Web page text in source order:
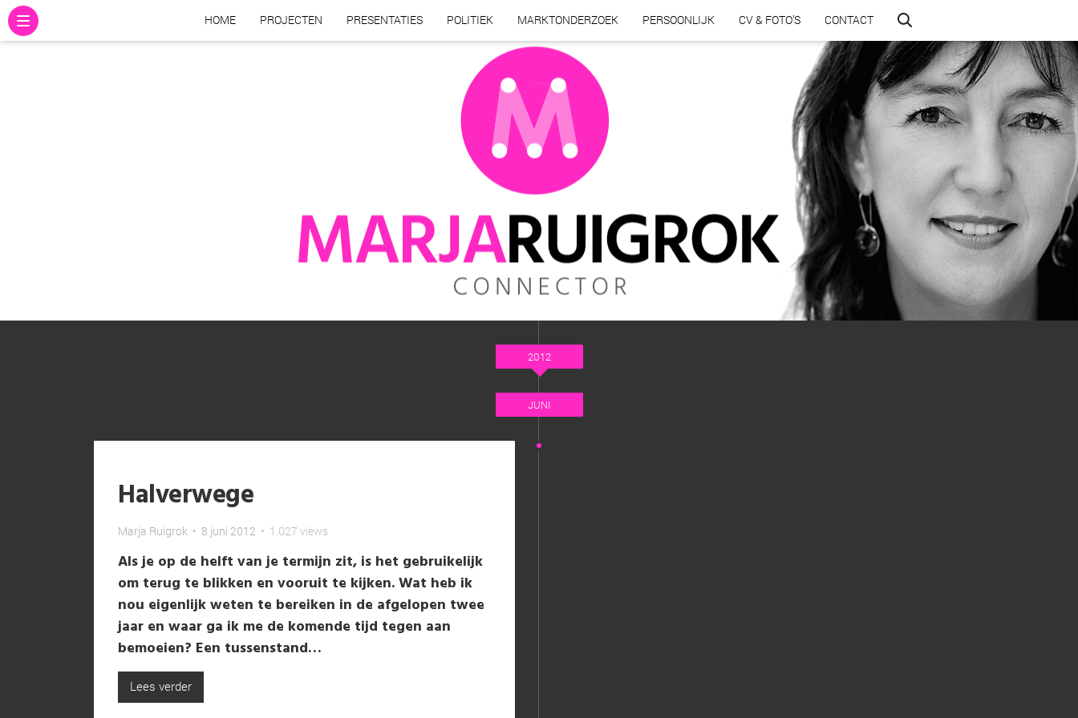
HOME PROJECTEN PRESENTATIES POLITIEK MARKTONDERZOEK PERSOONLIJK CV & FOTO’S CONTACT
2012
JUNI
Halverwege
Marja Ruigrok • 8 juni 2012 • 1.027 views
Als je op de helft van je termijn zit, is het gebruikelijk
om terug te blikken en vooruit te kijken. Wat heb ik
nou eigenlijk weten te bereiken in de afgelopen twee
jaar en waar ga ik me de komende tijd tegen aan
bemoeien? Een tussenstand…
Lees verder